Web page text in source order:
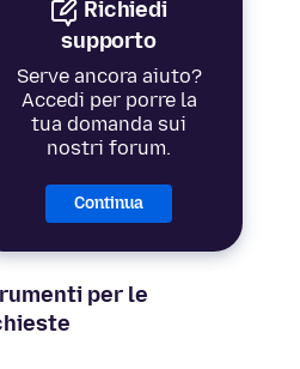
Richiedi
supporto
Serve ancora aiuto?
Accedi per porre la
tua domanda sui
nostri forum.
Continua
per le